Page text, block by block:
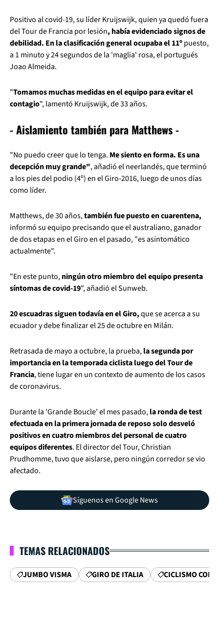
Positivo al covid-19, su líder Kruijswijk, quien ya quedó fuera
del Tour de Francia por lesión, había evidenciado signos de
debilidad. En la clasificación general ocupaba el 11ºpuesto,
a 1 minuto y 24 segundos de la 'maglia' rosa, el portugués
Joao Almeida.
"Tomamos muchas medidas en el equipo para evitar el
contagio", lamentó Kruijswijk, de 33 años.
- Aislamiento también para Matthews -
"No puedo creer que lo tenga. Me siento en forma. Es una
decepción muy grande", añadió el neerlandés, que terminó
a los pies del podio (4º) en el Giro-2016, luego de unos días
como líder.
Matthews, de 30 años,también fue puesto en cuarentena,
informó su equipo precisando que el australiano, ganador
de dos etapas en el Giro en el pasado, "es asintomático
actualmente".
"En este punto,ningún otro miembro del equipo presenta
síntomas de covid-19", añadió el Sunweb.
20 escuadras siguen todavía en el Giro,que se acerca a su
ecuador y debe finalizar el 25 de octubre en Milán.
Retrasada de mayo a octubre, la prueba,la segunda por
importancia en la temporada ciclista luego del Tour de
Francia, tiene lugar en un contexto de aumento de los casos
de coronavirus.
Durante la 'Grande Boucle' el mes pasado,la ronda de test
efectuada en la primera jornada de reposo solo desveló
positivos en cuatro miembros del personal de cuatro
equipos diferentes. El director del Tour, Christian
Prudhomme, tuvo que aislarse, pero ningún corredor se vio
afectado.
Síguenos en Google News
TEMAS RELACIONADOS
JUMBO VISMA GIRO DE ITALIA CICLISMO